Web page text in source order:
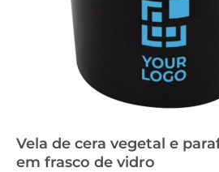
Vela de cera vegetal e
em frasco de vidro